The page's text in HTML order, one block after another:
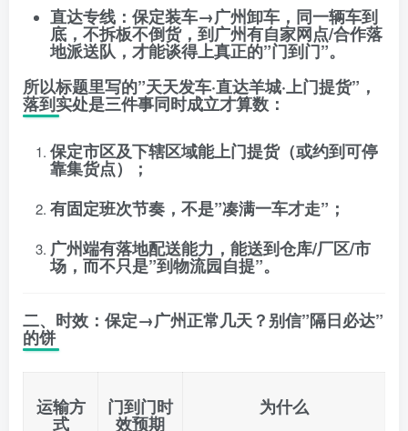
直达专线 ：保定装车→广州卸车， 同一辆车到
底，不拆板不倒货，到广州有自家网点/合作落
地派送队，才能谈得上真正的”门到门”。
所以标题里写的”天天发车·直达羊城·上门提货”，
落到实处是三件事同时成立才算数：
保定市区及下辖区域能上门提货（或约到可停
靠集货点）；
有固定班次节奏 ，不是”凑满一车才走”；
广州端有落地配送能力，能送到仓库/厂区/市
场，而不只是”到物流园自提”。
二、时效：保定→广州正常几天？别信”隔日必达”
的饼
运输方
式
门到门时
效预期
为什么